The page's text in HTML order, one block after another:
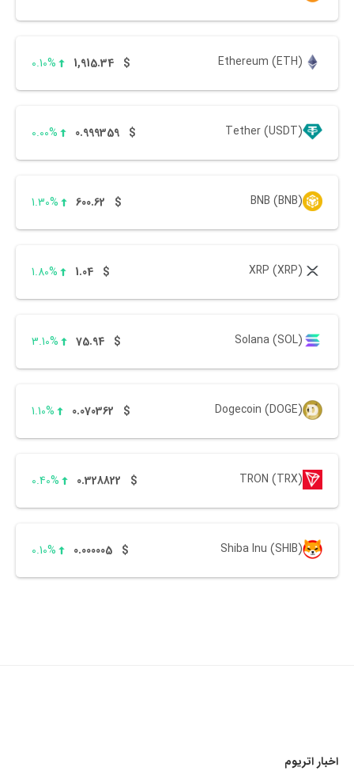
Ethereum (ETH)
$
1,915.34
0.10%
Tether (USDT)
$
0.999359
0.00%
BNB (BNB)
$
600.62
1.30%
XRP (XRP)
$
1.04
1.80%
Solana (SOL)
$
75.94
3.10%
Dogecoin (DOGE)
$
0.070362
1.10%
TRON (TRX)
$
0.328822
0.40%
Shiba Inu (SHIB)
$
0.000005
0.10%
اخبار اتریوم